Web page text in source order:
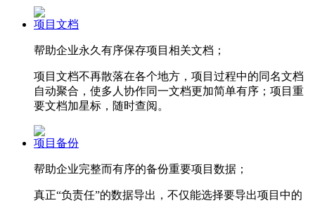
项目文档
帮助企业永久有序保存项目相关文档；
项目文档不再散落在各个地方，项目过程中的同名文档
自动聚合，使多人协作同一文档更加简单有序；项目重
要文档加星标，随时查阅。
项目备份
帮助企业完整而有序的备份重要项目数据；
真正“负责任”的数据导出，不仅能选择要导出项目中的